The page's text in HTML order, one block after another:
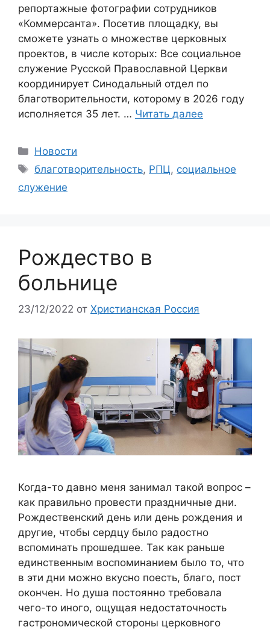
репортажные фотографии сотрудников
«Коммерсанта». Посетив площадку, вы
сможете узнать о множестве церковных
проектов, в числе которых: Все социальное
служение Русской Православной Церкви
координирует Синодальный отдел по
благотворительности, которому в 2026 году
исполняется 35 лет. … Читать далее
Рубрики
Новости
Метки
благотворительность, РПЦ, социальное
служение
Рождество в
больнице
23/12/2022 от Христианская Россия
Когда-то давно меня занимал такой вопрос –
как правильно провести праздничные дни.
Рождественский день или день рождения и
другие, чтобы сердцу было радостно
вспоминать прошедшее. Так как раньше
единственным воспоминанием было то, что
в эти дни можно вкусно поесть, благо, пост
окончен. Но душа постоянно требовала
чего-то иного, ощущая недостаточность
гастрономической стороны церковного